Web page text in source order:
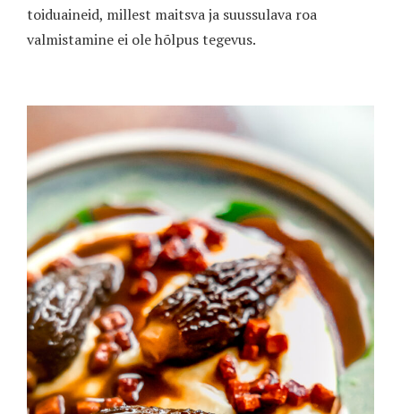
toiduaineid, millest maitsva ja suussulava roa
valmistamine ei ole hõlpus tegevus.